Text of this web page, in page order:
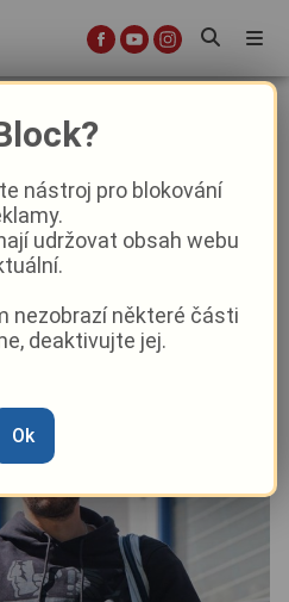
nakonec
hvězdné
|07:17
nástroj pro blokování
udržovat obsah webu
nezobrazí některé části
deaktivujte jej.
Ok